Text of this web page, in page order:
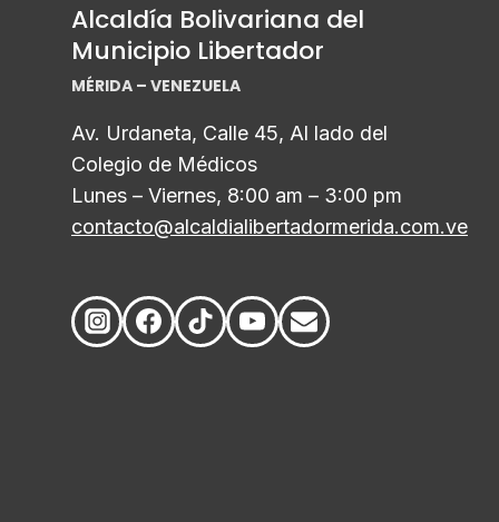
Alcaldía Bolivariana del
Municipio Libertador
MÉRIDA – VENEZUELA
Av. Urdaneta, Calle 45, Al lado del
Colegio de Médicos
Lunes – Viernes, 8:00 am – 3:00 pm
contacto@alcaldialibertadormerida.com.ve